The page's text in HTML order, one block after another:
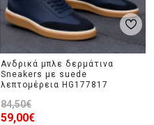
Ανδρικά μπλε δερμάτινα
Sneakers με suede
λεπτομέρεια HG177817
59,00€
84,50€